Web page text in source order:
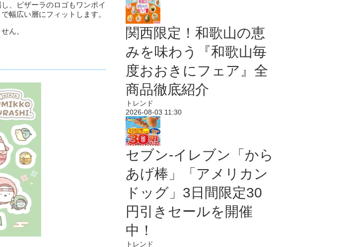
、ピザーラのロゴもワンポイ
幅広い層にフィットします。
ん。
関西限定！和歌山の恵
みを味わう『和歌山毎
度おおきにフェア』全
商品徹底紹介
トレンド
2026-08-03 11:30
セブン‐イレブン「から
あげ棒」「アメリカン
ドッグ」3日間限定30
円引きセールを開催
中！
トレンド